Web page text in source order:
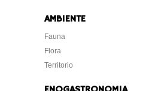
AMBIENTE
Fauna
Flora
Territorio